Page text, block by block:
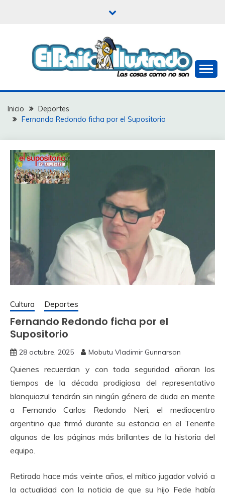
EL BAIFO ILUSTRADO
Inicio
Deportes
Fernando Redondo ficha por el Supositorio
Cultura Deportes
Fernando Redondo ficha por el
Supositorio
28 octubre, 2025 Mobutu Vladimir Gunnarson
Quienes recuerdan y con toda seguridad añoran los
tiempos de la década prodigiosa del representativo
blanquiazul tendrán sin ningún género de duda en mente
a Fernando Carlos Redondo Neri, el mediocentro
argentino que firmó durante su estancia en el Tenerife
algunas de las páginas más brillantes de la historia del
equipo.
Retirado hace más veinte años, el mítico jugador volvió a
la actualidad con la noticia de que su hijo Fede había